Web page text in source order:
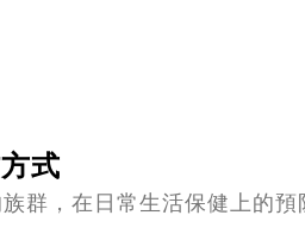
式
群，在日常生活保健上的預